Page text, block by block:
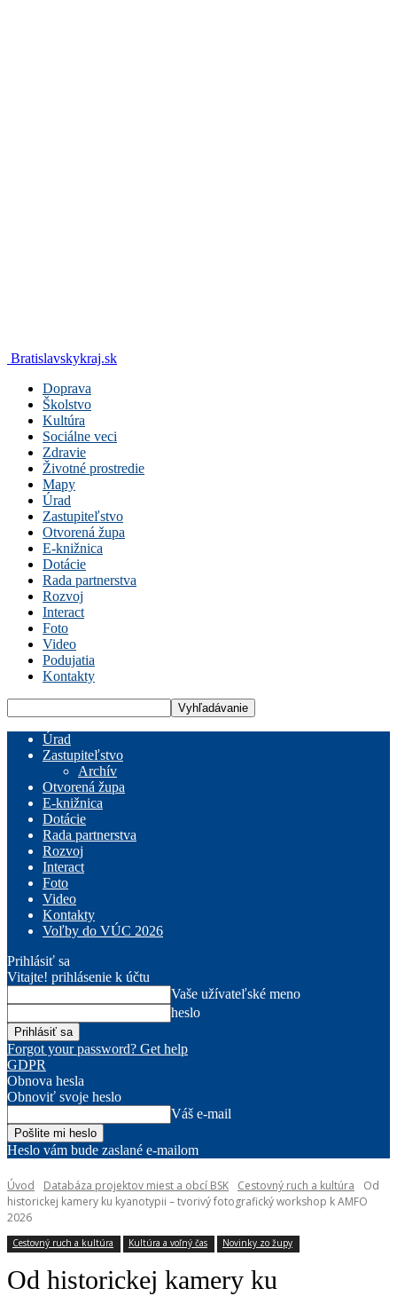
Bratislavskykraj.sk
Doprava
Školstvo
Kultúra
Sociálne veci
Zdravie
Životné prostredie
Mapy
Úrad
Zastupiteľstvo
Otvorená župa
E-knižnica
Dotácie
Rada partnerstva
Rozvoj
Interact
Foto
Video
Podujatia
Kontakty
Úrad
Zastupiteľstvo
Archív
Otvorená župa
E-knižnica
Dotácie
Rada partnerstva
Rozvoj
Interact
Foto
Video
Kontakty
Voľby do VÚC 2026
Prihlásiť sa
Vitajte! prihlásenie k účtu
Vaše užívateľské meno
heslo
Forgot your password? Get help
GDPR
Obnova hesla
Obnoviť svoje heslo
Váš e-mail
Heslo vám bude zaslané e-mailom
Úvod Databáza projektov miest a obcí BSK Cestovný ruch a kultúra
Od
historickej kamery ku kyanotypii – tvorivý fotografický workshop k AMFO
2026
Cestovný ruch a kultúra Kultúra a voľný čas Novinky zo župy
Od historickej kamery ku